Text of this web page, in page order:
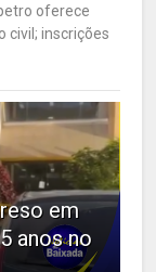
oferece
civil; inscrições
em
anos no